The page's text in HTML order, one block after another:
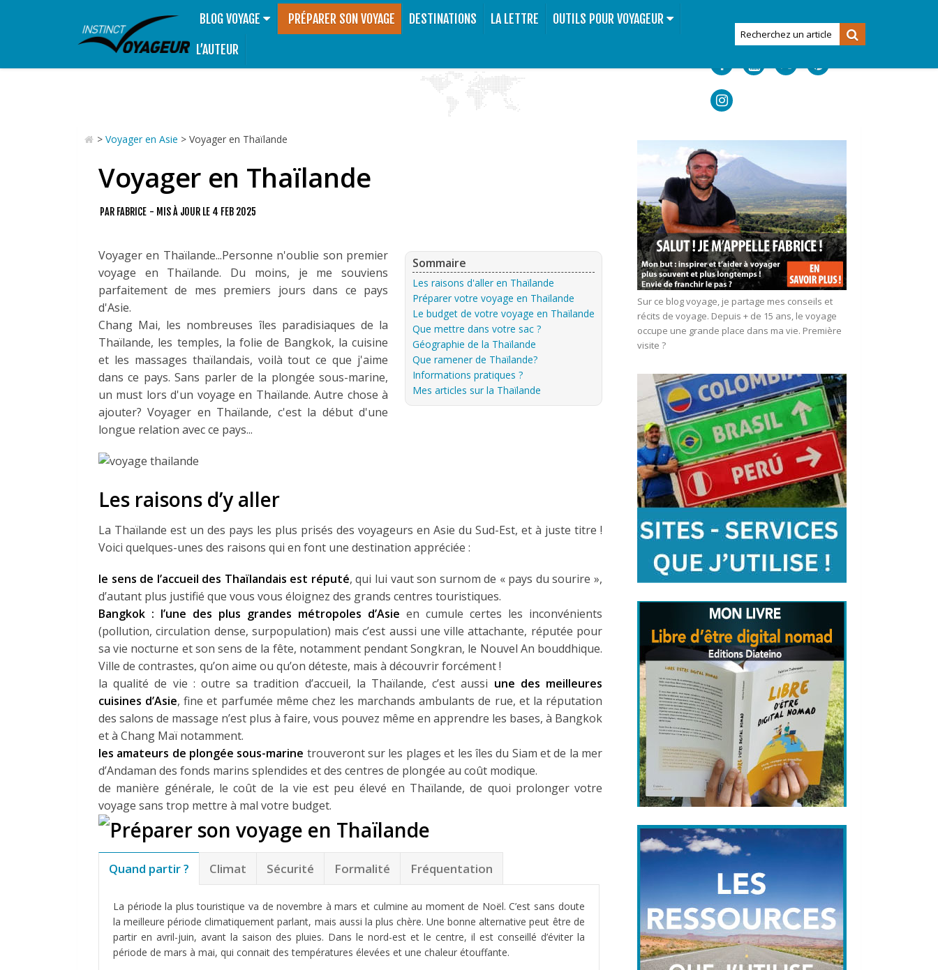
BLOG VOYAGE PRÉPARER SON VOYAGE DESTINATIONS LA LETTRE
OUTILS POUR VOYAGEUR
L’AUTEUR
> Voyager en Asie > Voyager en Thaïlande
Voyager en Thaïlande
PAR FABRICE - MIS À JOUR LE 4 FEB 2025
Sommaire
Les raisons d'aller en Thaïlande
Préparer votre voyage en Thaïlande
Le budget de votre voyage en Thaïlande
Que mettre dans votre sac ?
Géographie de la Thaïlande
Que ramener de Thaïlande?
Informations pratiques ?
Mes articles sur la Thaïlande
Voyager en Thaïlande...Personne n'oublie son premier
voyage en Thaïlande. Du moins, je me souviens
parfaitement de mes premiers jours dans ce pays
d'Asie.
Chang Mai, les nombreuses îles paradisiaques de la
Thaïlande, les temples, la folie de Bangkok, la cuisine
et les massages thaïlandais, voilà tout ce que j'aime
dans ce pays. Sans parler de la plongée sous-marine,
un must lors d'un voyage en Thaïlande. Autre chose à
ajouter? Voyager en Thaïlande, c'est la début d'une
longue relation avec ce pays...
Les raisons d’y aller
La Thaïlande est un des pays les plus prisés des voyageurs en Asie du Sud-Est, et à juste titre !
Voici quelques-unes des raisons qui en font une destination appréciée :
le sens de l’accueil des Thaïlandais est réputé, qui lui vaut son surnom de « pays du sourire »,
d’autant plus justifié que vous vous éloignez des grands centres touristiques.
Bangkok : l’une des plus grandes métropoles d’Asie en cumule certes les inconvénients
(pollution, circulation dense, surpopulation) mais c’est aussi une ville attachante, réputée pour
sa vie nocturne et son sens de la fête, notamment pendant Songkran, le Nouvel An bouddhique.
Ville de contrastes, qu’on aime ou qu’on déteste, mais à découvrir forcément !
la qualité de vie : outre sa tradition d’accueil, la Thaïlande, c’est aussi une des meilleures
cuisines d’Asie, fine et parfumée même chez les marchands ambulants de rue, et la réputation
des salons de massage n’est plus à faire, vous pouvez même en apprendre les bases, à Bangkok
et à Chang Maï notamment.
les amateurs de plongée sous-marine trouveront sur les plages et les îles du Siam et de la mer
d’Andaman des fonds marins splendides et des centres de plongée au coût modique.
de manière générale, le coût de la vie est peu élevé en Thaïlande, de quoi prolonger votre
voyage sans trop mettre à mal votre budget.
Quand partir ? Climat Sécurité Formalité Fréquentation
La période la plus touristique va de novembre à mars et culmine au moment de Noël. C’est sans doute
la meilleure période climatiquement parlant, mais aussi la plus chère. Une bonne alternative peut être de
partir en avril-juin, avant la saison des pluies. Dans le nord-est et le centre, il est conseillé d’éviter la
période de mars à mai, qui connait des températures élevées et une chaleur étouffante.
Sur ce blog voyage, je partage mes conseils et
récits de voyage. Depuis + de 15 ans, le voyage
occupe une grande place dans ma vie. Première
visite ?